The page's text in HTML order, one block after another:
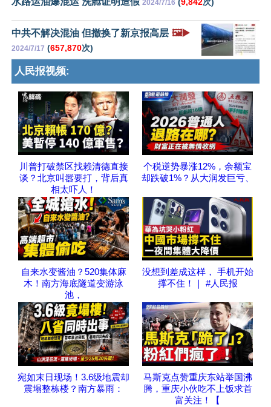
2024/7/16
中共不解决混油 但撤换了新京报高层 🖼️▶️
2024/7/17 (657,870次)
人民报视频:
川普打破禁区找赖清德直接
谈？北京叫嚣要打，背后真
相太吓人！
个税逆势暴涨12%，余额宝
却跌破1%？从大润发巨亏、
自来水变酱油？520集体麻
木！南方海底隧道变游泳
池，
没想到差成这样， 手机开始
撑不住！｜ #人民报
宛如末日现场！3.6级地震却
震塌整栋楼？南方暴雨：
马斯克点赞重庆东站举国沸
腾，重庆小伙吃不上饭求首
富关注！【